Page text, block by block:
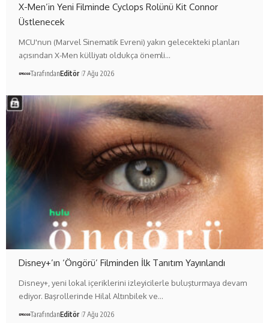
X-Men’in Yeni Filminde Cyclops Rolünü Kit Connor
Üstlenecek
MCU'nun (Marvel Sinematik Evreni) yakın gelecekteki planları
açısından X-Men külliyatı oldukça önemli…
TarafındanEditör 7 Ağu 2026
Disney+’ın ‘Öngörü’ Filminden İlk Tanıtım Yayınlandı
Disney+, yeni lokal içeriklerini izleyicilerle buluşturmaya devam
ediyor. Başrollerinde Hilal Altınbilek ve…
TarafındanEditör 7 Ağu 2026